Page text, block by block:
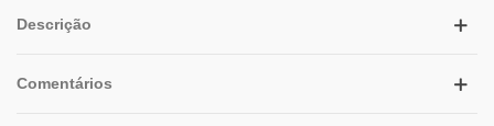
Descrição
Comentários